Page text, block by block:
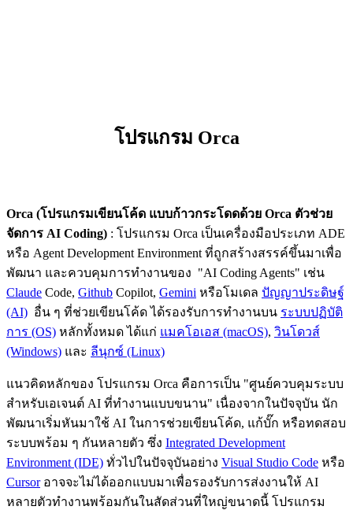
โปรแกรม Orca
Orca (โปรแกรมเขียนโค้ด แบบก้าวกระโดดด้วย Orca ตัวช่วย
จัดการ AI Coding) : โปรแกรม Orca เป็นเครื่องมือประเภท ADE
หรือ Agent Development Environment ที่ถูกสร้างสรรค์ขึ้นมาเพื่อ
พัฒนา และควบคุมการทำงานของ "AI Coding Agents" เช่น
Claude Code, Github Copilot, Gemini หรือโมเดล ปัญญาประดิษฐ์
(AI) อื่น ๆ ที่ช่วยเขียนโค้ด ได้รองรับการทำงานบน ระบบปฏิบัติ
การ (OS) หลักทั้งหมด ได้แก่ แมคโอเอส (macOS), วินโดวส์
(Windows) และ ลีนุกซ์ (Linux)
แนวคิดหลักของ โปรแกรม Orca คือการเป็น "ศูนย์ควบคุมระบบ
สำหรับเอเจนต์ AI ที่ทำงานแบบขนาน" เนื่องจากในปัจจุบัน นัก
พัฒนาเริ่มหันมาใช้ AI ในการช่วยเขียนโค้ด, แก้บั๊ก หรือทดสอบ
ระบบพร้อม ๆ กันหลายตัว ซึ่ง Integrated Development
Environment (IDE) ทั่วไปในปัจจุบันอย่าง Visual Studio Code หรือ
Cursorอาจจะไม่ได้ออกแบบมาเพื่อรองรับการส่งงานให้ AI
หลายตัวทำงานพร้อมกันในสัดส่วนที่ใหญ่ขนาดนี้ โปรแกรม